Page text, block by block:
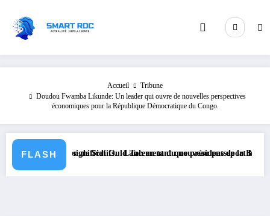
contenu
Accueil
Tribune
Doudou Fwamba Likunde: Un leader qui ouvre de nouvelles perspectives
économiques pour la République Démocratique du Congo.
FLASH
significatifs.
de Sidi Ould Tah en tant que président de la Banque Africaine
Lancement du nouveau passeport biométrique en